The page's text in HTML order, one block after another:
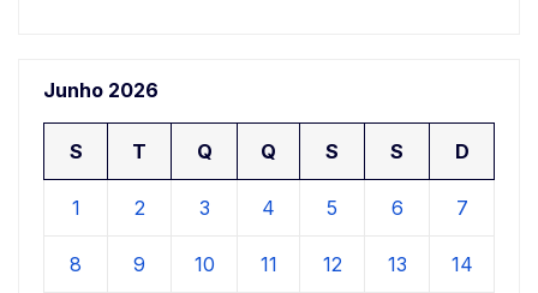
Junho 2026
S T Q Q S S D
1 2 3 4 5 6 7
8 9 10 11 12 13 14